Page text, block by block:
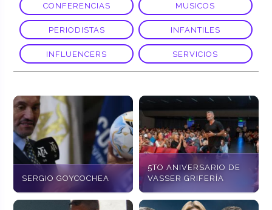
CONFERENCIAS MUSICOS
PERIODISTAS INFANTILES
INFLUENCERS SERVICIOS
SERGIO GOYCOCHEA
5TO ANIVERSARIO DE
VASSER GRIFERÍA